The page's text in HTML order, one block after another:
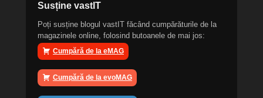
Susține vastIT
Poți susține blogul vastIT făcând cumpărăturile de la
magazinele online, folosind butoanele de mai jos:
Cumpără de la eMAG
Cumpără de la evoMAG